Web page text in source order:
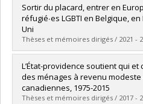
Sortir du placard, entrer en
réfugié∙es LGBTI en Belgique,
Uni
Thèses et mémoires dirigés / 2021 -
Diplômé(e) :Hamila, Ahmed
Cycle :Doctorat
Diplôme obtenu :Ph. D.
Lien vers le document dans
L’État-providence soutient qui et
des ménages à revenu
canadiennes, 1975-2015
Thèses et mémoires dirigés / 2017 -